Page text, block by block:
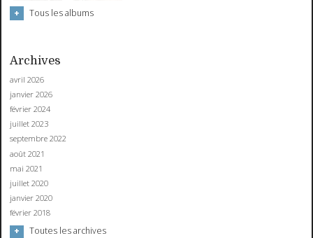
Tous les albums
Archives
avril 2026
janvier 2026
février 2024
juillet 2023
septembre 2022
août 2021
mai 2021
juillet 2020
janvier 2020
février 2018
Toutes les archives